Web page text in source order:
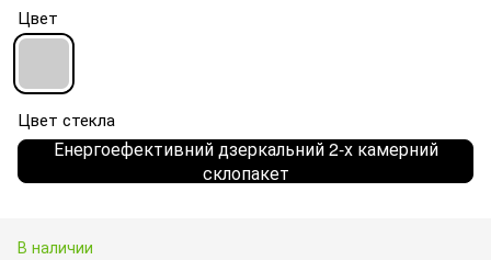
Цвет
Цвет стекла
Енергоефективний дзеркальний 2-х камерний
склопакет
В наличии